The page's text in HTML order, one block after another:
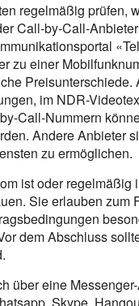
regelmäßig prüfen,
Call-by-Call-
zu einer
im NDR-
Call-Nummern
Andere Anbieter
zu ermöglichen.
ist oder regelmäßig
Sie erlauben zum
dem Abschluss
über eine